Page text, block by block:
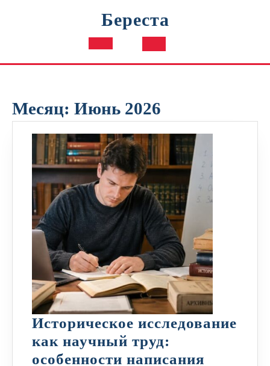
Береста
Кнопка
Месяц: Июнь 2026
Историческое исследование
как научный труд:
особенности написания